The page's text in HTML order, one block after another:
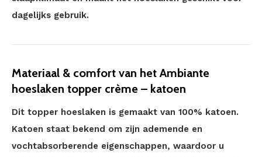
dagelijks gebruik.
Materiaal & comfort van het Ambiante
hoeslaken topper crème – katoen
Dit topper hoeslaken is gemaakt van 100% katoen.
Katoen staat bekend om zijn ademende en
vochtabsorberende eigenschappen, waardoor u